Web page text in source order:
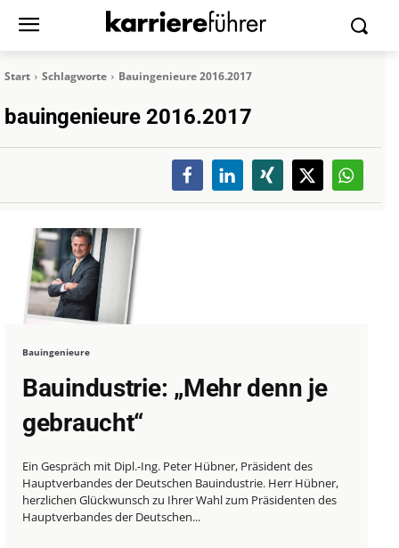
Start Schlagworte Bauingenieure 2016.2017
bauingenieure 2016.2017
Bauingenieure
Bauindustrie: „Mehr denn je
gebraucht“
Ein Gespräch mit Dipl.-Ing. Peter Hübner, Präsident des
Hauptverbandes der Deutschen Bauindustrie. Herr Hübner,
herzlichen Glückwunsch zu Ihrer Wahl zum Präsidenten des
Hauptverbandes der Deutschen...